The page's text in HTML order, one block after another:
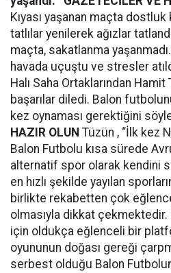
Kıyası yaşanan maçta
tatlılar yenilerek ağızlar
maçta, sakatlanma
havada uçuştu ve stresler
Halı Saha Ortaklarından
başarılar diledi. Balon
kez oynaması gerektiğini
HAZIR OLUN Tüzün , “İlk kez
Balon Futbolu kısa sürede
alternatif spor olarak kendini
en hızlı şekilde yayılan
birlikte rekabetten çok
olmasıyla dikkat
için oldukça eğlenceli bir
oyununun doğası gereği
serbest olduğu Balon